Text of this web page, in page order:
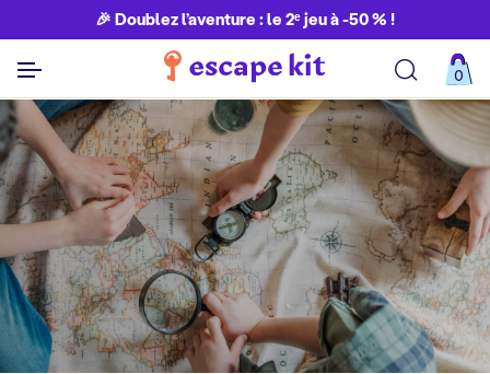
🎉 Doublez l’aventure : le 2ᵉ jeu à -50 % !
0
Découvrir toutes nos aventures